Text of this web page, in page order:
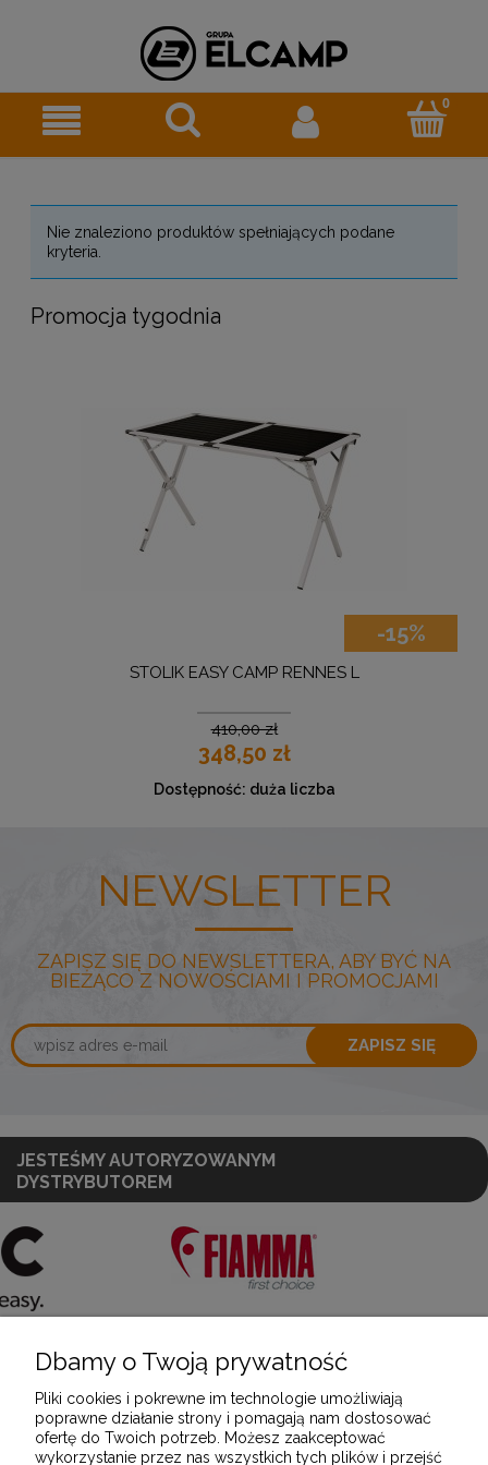
Nie znaleziono produktów spełniających podane
kryteria.
Promocja tygodnia
-15%
STOLIK EASY CAMP RENNES L
410,00 zł
348,50 zł
Dostępność: duża liczba
NEWSLETTER
ZAPISZ SIĘ DO NEWSLETTERA, ABY BYĆ NA
BIEŻĄCO Z NOWOŚCIAMI I PROMOCJAMI
ZAPISZ SIĘ
JESTEŚMY AUTORYZOWANYM
DYSTRYBUTOREM
POMOC
MOJE KONTO
Dbamy o Twoją prywatność
Pliki cookies i pokrewne im technologie umożliwiają
poprawne działanie strony i pomagają nam dostosować
ofertę do Twoich potrzeb. Możesz zaakceptować
wykorzystanie przez nas wszystkich tych plików i przejść